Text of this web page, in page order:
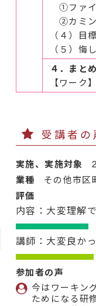
①ファイ
②カミン
（４）目
（５）悔
４．まと
【ワーク
受講者
実施、実施対象
業種 その他市区
評価
内容：大変理解
講師：大変良か
参加者の声
今はワーキン
ためになる研